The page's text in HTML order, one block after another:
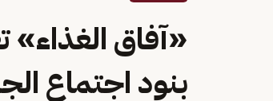
«آفاق الغذاء»
بنود اجتماع